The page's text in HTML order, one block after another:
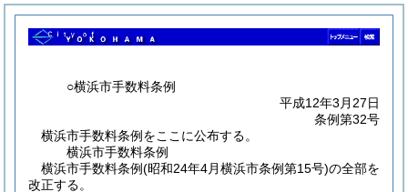
○横浜市手数料条例
平成12年3月27日
条例第32号
横浜市手数料条例をここに公布する。
横浜市手数料条例
横浜市手数料条例(昭和24年4月横浜市条例第15号)の全部を
改正する。